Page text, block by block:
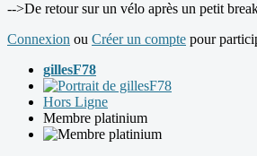
-->De retour sur un vélo après un petit
Connexion ou Créer un compte pour
gillesF78
Hors Ligne
Membre platinium